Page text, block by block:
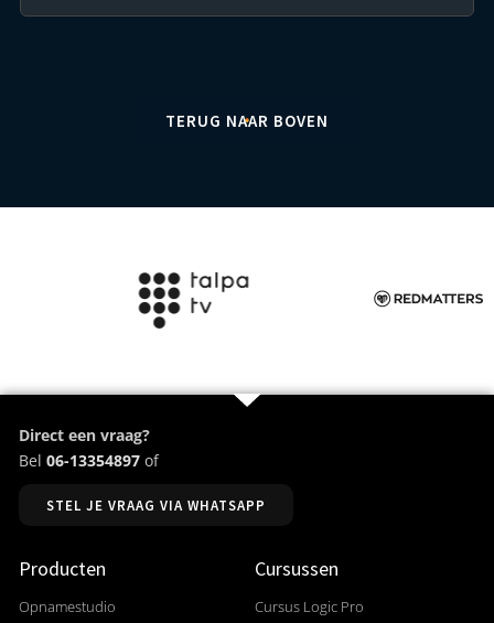
TERUG NAAR BOVEN
Direct een vraag?
Bel 06-13354897 of
STEL JE VRAAG VIA WHATSAPP
Producten
Opnamestudio
Cursussen
Cursus Logic Pro